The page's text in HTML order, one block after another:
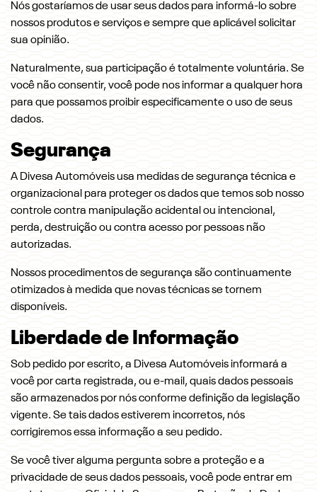
Nós gostaríamos de usar seus dados para informá-lo sobre
nossos produtos e serviços e sempre que aplicável solicitar
sua opinião.
Naturalmente, sua participação é totalmente voluntária. Se
você não consentir, você pode nos informar a qualquer hora
para que possamos proibir especificamente o uso de seus
dados.
Segurança
A Divesa Automóveis usa medidas de segurança técnica e
organizacional para proteger os dados que temos sob nosso
controle contra manipulação acidental ou intencional,
perda, destruição ou contra acesso por pessoas não
autorizadas.
Nossos procedimentos de segurança são continuamente
otimizados à medida que novas técnicas se tornem
disponíveis.
Liberdade de Informação
Sob pedido por escrito, a Divesa Automóveis informará a
você por carta registrada, ou e-mail, quais dados pessoais
são armazenados por nós conforme definição da legislação
vigente. Se tais dados estiverem incorretos, nós
corrigiremos essa informação a seu pedido.
Se você tiver alguma pergunta sobre a proteção e a
privacidade de seus dados pessoais, você pode entrar em